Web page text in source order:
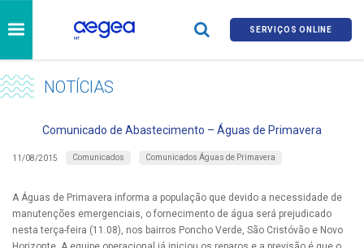
SERVIÇOS ONLINE
NOTÍCIAS
Comunicado de Abastecimento – Águas de Primavera
11/08/2015 Comunicados Comunicados Águas de Primavera
A Águas de Primavera informa a população que devido a necessidade de
manutenções emergenciais, o fornecimento de água será prejudicado
nesta terça-feira (11.08), nos bairros Poncho Verde, São Cristóvão e Novo